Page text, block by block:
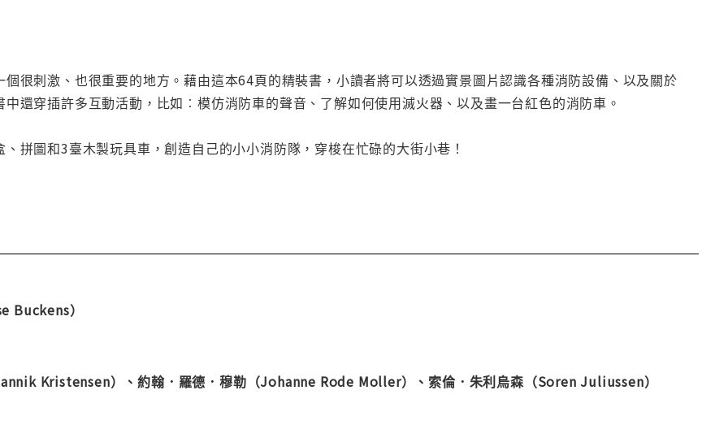
很刺激、也很重要的地方。藉由這本64頁的精裝書，小讀者將可以透過實景圖片認識各種消防設備、以及關於
還穿插許多互動活動，比如︰模仿消防車的聲音、了解如何使用滅火器、以及畫一台紅色的消防車。
拼圖和3臺木製玩具車，創造自己的小小消防隊，穿梭在忙碌的大街小巷！
Buckens）
Kristensen） 、約翰．羅德．穆勒（Johanne Rode Moller） 、索倫．朱利烏森（Soren Juliussen）